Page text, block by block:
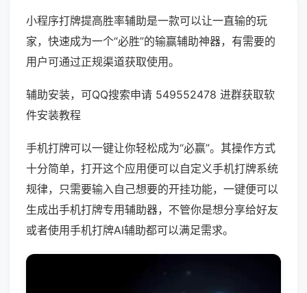
小程序打牌提高胜率辅助是一款可以让一直输的玩
家，快速成为一个“必胜”的输赢辅助神器，有需要的
用户可通过正规渠道获取使用。
辅助安装，可QQ搜索申请 549552478 进群获取软
件安装教程
手机打牌可以一键让你轻松成为“必赢”。其操作方式
十分简单，打开这个应用便可以自定义手机打牌系统
规律，只需要输入自己想要的开挂功能，一键便可以
生成出手机打牌专用辅助器，不管你是想分享给好友
或者使用手机打牌AI辅助都可以满足需求。